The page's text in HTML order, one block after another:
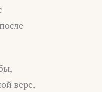
вере,